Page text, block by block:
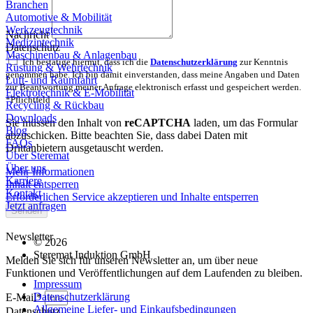
Branchen
Automotive & Mobilität
Werkzeugtechnik
Medizintechnik
Maschinenbau & Anlagenbau
Rüstung & Wehrtechnik
Luft- und Raumfahrt
Elektrotechnik & E-Mobilität
Recycling & Rückbau
Downloads
Blog
FAQs
Über Steremat
Über uns
Karriere
Kontakt
Jetzt anfragen
© 2026
Steremat Induktion GmbH
Impressum
Datenschutzerklärung
Allgemeine Liefer- und Einkaufsbedingungen
Nachricht
Datenschutz
Ich bestätige hiermit, dass ich die Datenschutzerklärung zur Kenntnis
genommen habe. Ich bin damit einverstanden, dass meine Angaben und Daten
zur Beantwortung meiner Anfrage elektronisch erfasst und gespeichert werden.
*Pflichtfeld
Sie müssen den Inhalt von reCAPTCHA laden, um das Formular
abzuschicken. Bitte beachten Sie, dass dabei Daten mit
Drittanbietern ausgetauscht werden.
Mehr Informationen
Inhalt entsperren
Erforderlichen Service akzeptieren und Inhalte entsperren
Senden
Newsletter
Melden Sie sich für unseren Newsletter an, um über neue
Funktionen und Veröffentlichungen auf dem Laufenden zu bleiben.
E-Mail*